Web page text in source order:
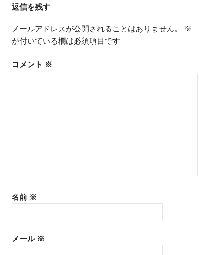
ナ
ビ
ゲ
ー
返信を残す
メールアドレスが公開されることはありません。
※
が付いている欄は必須項目です
コメント ※
名前 ※
メール ※